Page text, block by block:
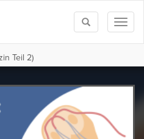
Toggle
search
Teil 2)